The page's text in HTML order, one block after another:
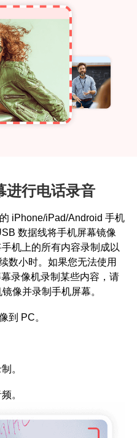
进行电话录音
iPhone/iPad/Android 手机
数据线将手机屏幕镜像
机上的所有内容录制成以
数小时。如果您无法使用
录像机录制某些内容，请
像并录制手机屏幕。
到 PC。
。
。